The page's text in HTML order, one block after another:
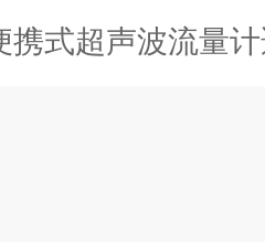
式超声波流量计适用